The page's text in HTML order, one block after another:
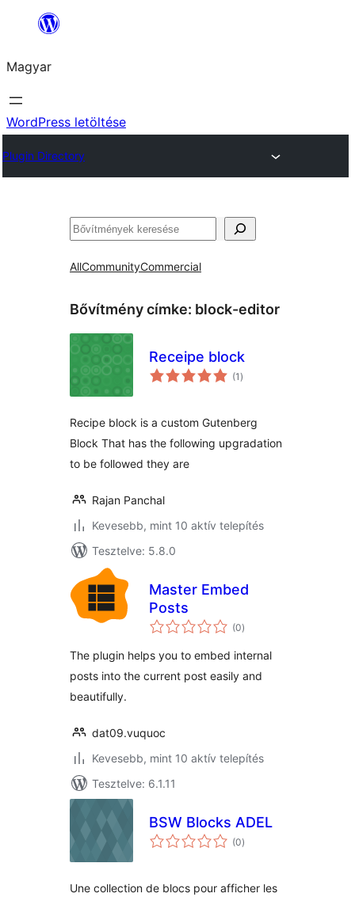
Ugrás
tartalomhoz
Magyar
WordPress letöltése
Plugin Directory
Keresés
AllCommunityCommercial
Bővítmény címke: block-editor
Receipe block
(1 értékelés
összesen
)
Recipe block is a custom Gutenberg
Block That has the following upgradation
to be followed they are
Rajan Panchal
Kevesebb, mint 10 aktív telepítés
Tesztelve: 5.8.0
Master Embed
Posts
(0értékelés
összesen
)
The plugin helps you to embed internal
posts into the current post easily and
beautifully.
dat09.vuquoc
Kevesebb, mint 10 aktív telepítés
Tesztelve: 6.1.11
BSW Blocks ADEL
(0értékelés
összesen
)
Une collection de blocs pour afficher les